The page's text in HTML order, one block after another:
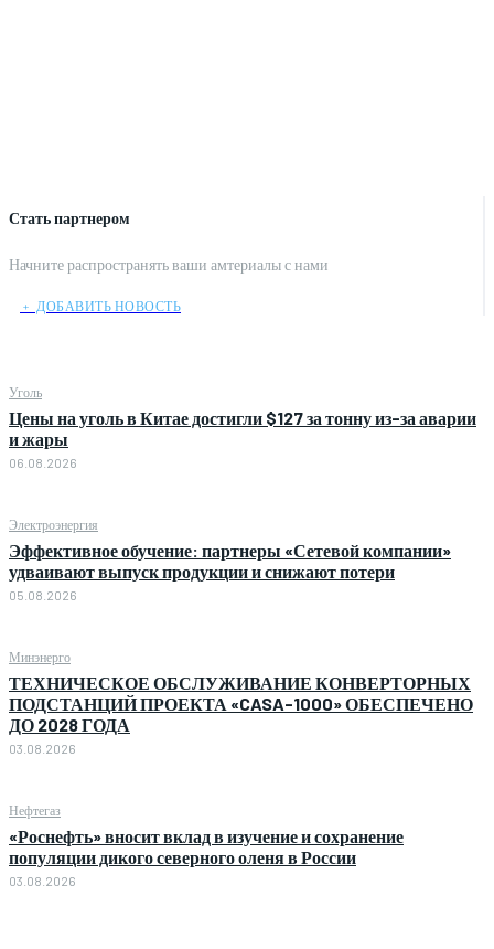
Стать партнером
Начните распространять ваши амтериалы с нами
﹢ ДОБАВИТЬ НОВОСТЬ
Уголь
Цены на уголь в Китае достигли $127 за тонну из-за аварии
и жары
06.08.2026
Электроэнергия
Эффективное обучение: партнеры «Сетевой компании»
удваивают выпуск продукции и снижают потери
05.08.2026
Минэнерго
ТЕХНИЧЕСКОЕ ОБСЛУЖИВАНИЕ КОНВЕРТОРНЫХ
ПОДСТАНЦИЙ ПРОЕКТА «CASA-1000» ОБЕСПЕЧЕНО
ДО 2028 ГОДА
03.08.2026
Нефтегаз
«Роснефть» вносит вклад в изучение и сохранение
популяции дикого северного оленя в России
03.08.2026